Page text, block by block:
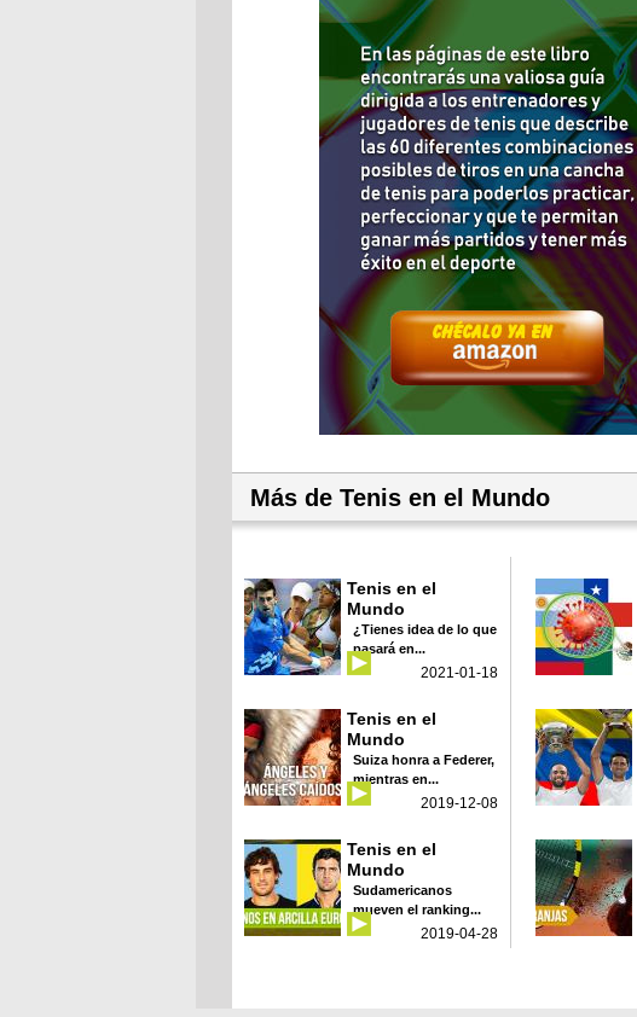
Más de Tenis en el Mundo
Tenis en el
Mundo
¿Tienes idea de lo que
pasará en...
2021-01-18
Tenis en el
Mundo
Suiza honra a Federer,
mientras en...
2019-12-08
Tenis en el
Mundo
Sudamericanos
mueven el ranking...
2019-04-28